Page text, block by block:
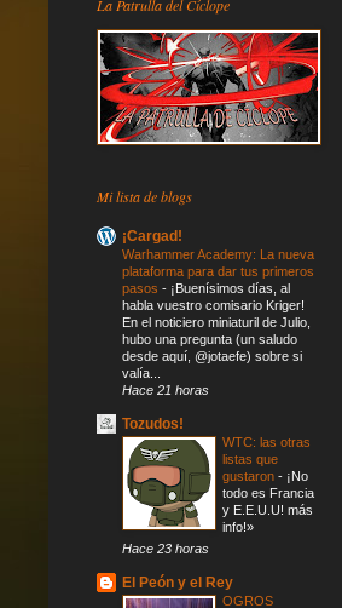
La Patrulla del Cíclope
Mi lista de blogs
¡Cargad!
Warhammer Academy: La nueva
plataforma para dar tus primeros
pasos - ¡Buenísimos días, al
habla vuestro comisario Kriger!
En el noticiero miniaturil de Julio,
hubo una pregunta (un saludo
desde aquí, @jotaefe) sobre si
valía...
Hace 21 horas
Tozudos!
WTC: las otras
listas que
gustaron - ¡No
todo es Francia
y E.E.U.U! más
info!»
Hace 23 horas
El Peón y el Rey
OGROS